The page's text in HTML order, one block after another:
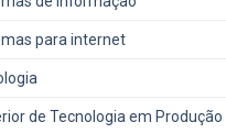
para internet
de Tecnologia em Produção